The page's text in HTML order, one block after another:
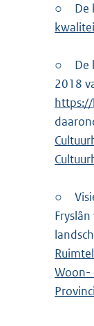
○ De
○
De
2018
○
Woon-